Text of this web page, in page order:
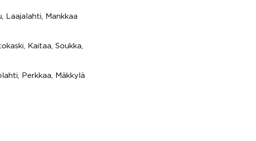
Laajalahti, Mankkaa
Kaitaa, Soukka,
Perkkaa, Mäkkylä